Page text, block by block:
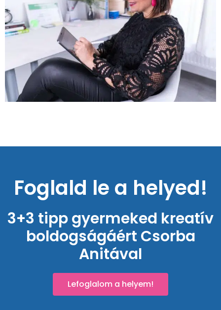
Foglald le a helyed!
3+3 tipp gyermeked kreatív
boldogságáért Csorba
Anitával
Lefoglalom a helyem!